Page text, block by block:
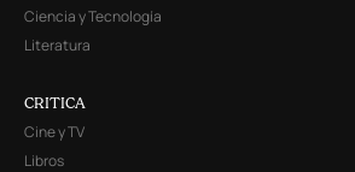
Ciencia y Tecnología
Literatura
CRITICA
Cine y TV
Libros